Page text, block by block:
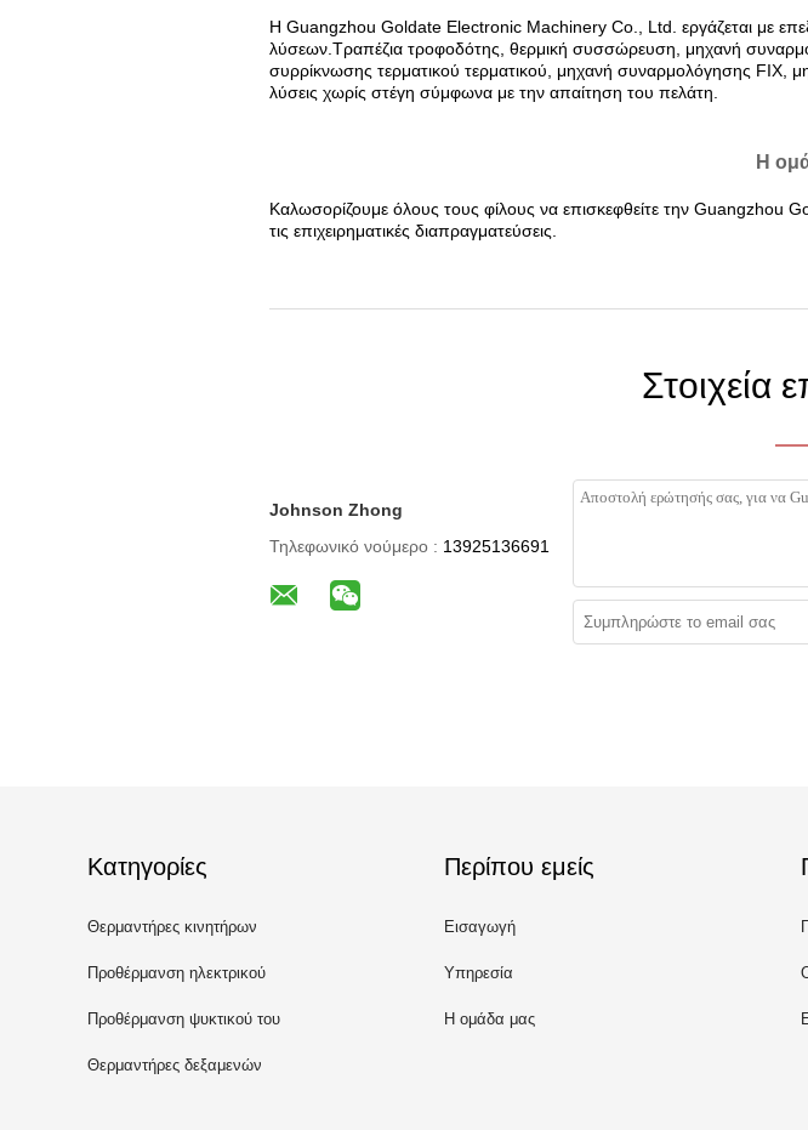
Η Guangzhou Goldate Electronic Machinery Co., Ltd. εργάζεται με
λύσεων.Τραπέζια τροφοδότης, θερμική συσσώρευση, μηχανή
συρρίκνωσης τερματικού τερματικού, μηχανή συναρμολόγησης
λύσεις χωρίς στέγη σύμφωνα με την απαίτηση του πελάτη.
Η
Καλωσορίζουμε όλους τους φίλους να επισκεφθείτε την Guangzhou
τις επιχειρηματικές διαπραγματεύσεις.
Στοιχεία
Johnson Zhong
Τηλεφωνικό νούμερο : 13925136691
Κατηγορίες
Θερμαντήρες κινητήρων
αυτοκινήτων
Προθέρμανση ηλεκτρικού
κινητήρα
Προθέρμανση ψυκτικού του
κινητήρα
Θερμαντήρες δεξαμενών
Περίπου εμείς
Εισαγωγή
Υπηρεσία
Η ομάδα μας